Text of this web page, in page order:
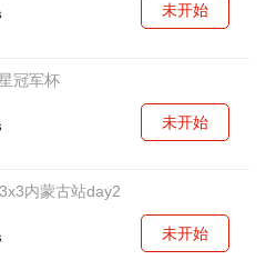
未开始
冠军杯
未开始
内蒙古站day2
未开始